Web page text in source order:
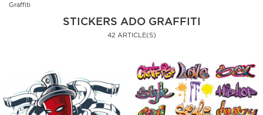
Graffiti
STICKERS ADO GRAFFITI
42 ARTICLE(S)